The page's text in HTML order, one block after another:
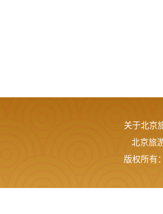
关于北京
北京旅
版权所有